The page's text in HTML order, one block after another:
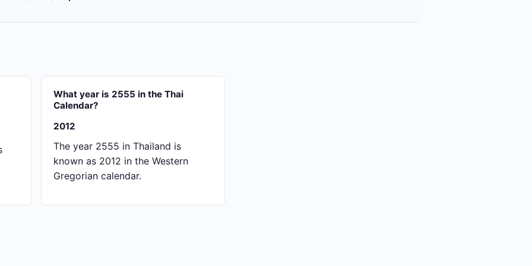
What year is 2555 in the Thai
Calendar?
2012
The year 2555 in Thailand is
known as 2012 in the Western
Gregorian calendar.